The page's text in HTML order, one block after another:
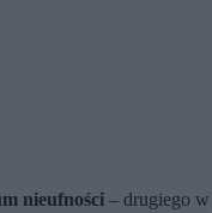
nieufności – drugiego w